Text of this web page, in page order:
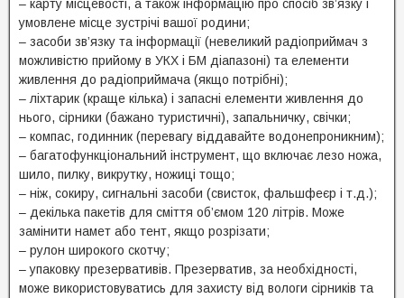
– карту місцевості, а також інформацію про спосіб зв’язку і
умовлене місце зустрічі вашої родини;
– засоби зв’язку та інформації (невеликий радіоприймач з
можливістю прийому в УКХ і БМ діапазоні) та елементи
живлення до радіоприймача (якщо потрібні);
– ліхтарик (краще кілька) і запасні елементи живлення до
нього, сірники (бажано туристичні), запальничку, свічки;
– компас, годинник (перевагу віддавайте водонепроникним);
– багатофункціональний інструмент, що включає лезо ножа,
шило, пилку, викрутку, ножиці тощо;
– ніж, сокиру, сигнальні засоби (свисток, фальшфеєр і т.д.);
– декілька пакетів для сміття об’ємом 120 літрів. Може
замінити намет або тент, якщо розрізати;
– рулон широкого скотчу;
– упаковку презервативів. Презерватив, за необхідності,
може використовуватись для захисту від вологи сірників та